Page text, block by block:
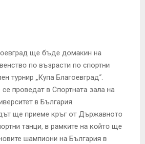
ще бъде домакин на
по възрасти по спортни
турнир „Купа Благоевград“.
проведат в Спортната зала на
в България.
ще приеме кръг от Държавното
танци, в рамките на който ще
шампиони на България в